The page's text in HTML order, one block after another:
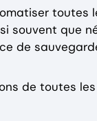
toutes
souvent que
de
de toutes